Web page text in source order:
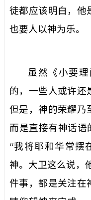
徒都应该明白，他
也要人以神为乐。
虽然《小要
的，一些人或许还
但是，神的荣耀乃
而是直接有神话语
“我将耶和华常摆
神。大卫这么说，
件事，都是关注在